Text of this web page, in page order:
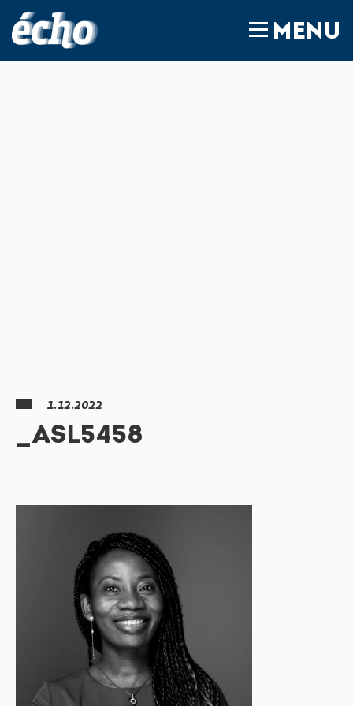
MENU
1.12.2022
_ASL5458